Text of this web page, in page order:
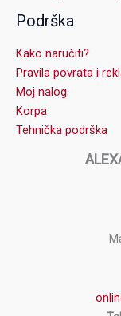
Podrška
Kako naručiti?
Pravila povrata i
Moj nalog
Korpa
Tehnička podrška